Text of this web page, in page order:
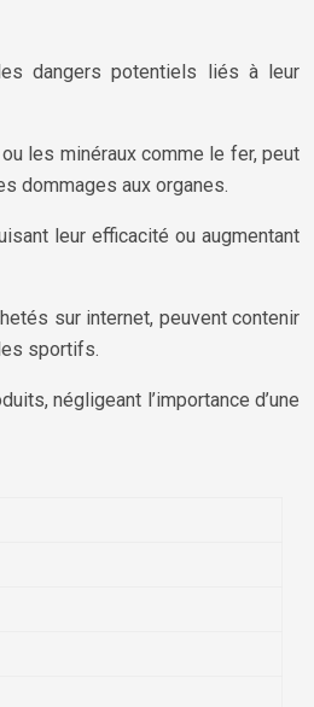
dangers potentiels liés à leur
les minéraux comme le fer, peut
dommages aux organes.
leur efficacité ou augmentant
sur internet, peuvent contenir
sportifs.
négligeant l’importance d’une